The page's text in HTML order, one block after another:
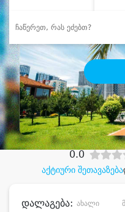
შეიძინე
დიდი
აქტიური შეთავაზება
0.0
დალაგება: ახალი